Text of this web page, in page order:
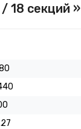
18 секций »